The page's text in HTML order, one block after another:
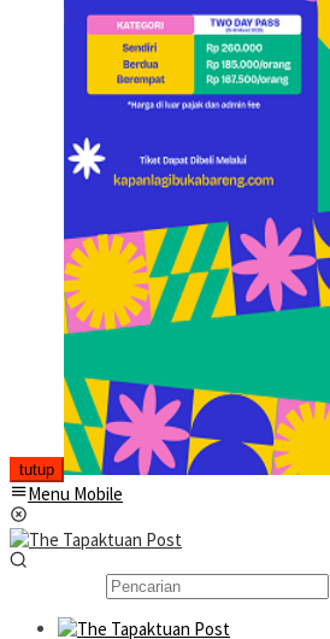
tutup
Menu Mobile